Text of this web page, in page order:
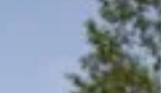
est devenu une entreprise
multigénérationnelle reconnue pour la
qualité exceptionnelle de son service, son
excellence opérationnelle et son profond
engagement envers sa clientèle.